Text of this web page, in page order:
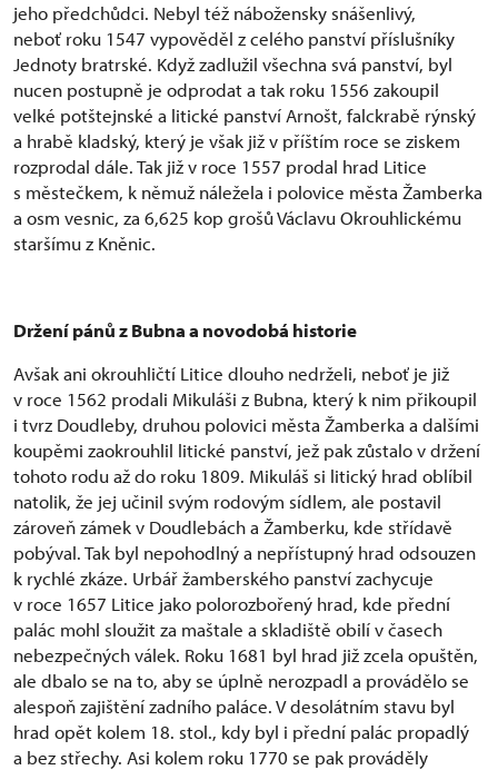
jeho předchůdci. Nebyl též nábožensky snášenlivý,
neboť roku 1547 vypověděl z celého panství příslušníky
Jednoty bratrské. Když zadlužil všechna svá panství, byl
nucen postupně je odprodat a tak roku 1556 zakoupil
velké potštejnské a litické panství Arnošt, falckrabě rýnský
a hrabě kladský, který je však již v příštím roce se ziskem
rozprodal dále. Tak již v roce 1557 prodal hrad Litice
s městečkem, k němuž náležela i polovice města Žamberka
a osm vesnic, za 6,625 kop grošů Václavu Okrouhlickému
staršímu z Kněnic.
Držení pánů z Bubna a novodobá historie
Avšak ani okrouhličtí Litice dlouho nedrželi, neboť je již
v roce 1562 prodali Mikuláši z Bubna, který k nim přikoupil
i tvrz Doudleby, druhou polovici města Žamberka a dalšími
koupěmi zaokrouhlil litické panství, jež pak zůstalo v držení
tohoto rodu až do roku 1809. Mikuláš si litický hrad oblíbil
natolik, že jej učinil svým rodovým sídlem, ale postavil
zároveň zámek v Doudlebách a Žamberku, kde střídavě
pobýval. Tak byl nepohodlný a nepřístupný hrad odsouzen
k rychlé zkáze. Urbář žamberského panství zachycuje
v roce 1657 Litice jako polorozbořený hrad, kde přední
palác mohl sloužit za maštale a skladiště obilí v časech
nebezpečných válek. Roku 1681 byl hrad již zcela opuštěn,
ale dbalo se na to, aby se úplně nerozpadl a provádělo se
alespoň zajištění zadního paláce. V desolátním stavu byl
hrad opět kolem 18. stol., kdy byl i přední palác propadlý
a bez střechy. Asi kolem roku 1770 se pak prováděly